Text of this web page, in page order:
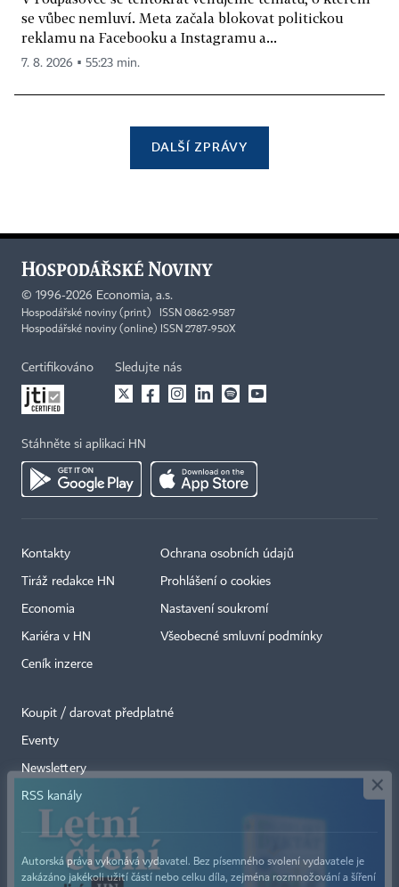
se vůbec nemluví. Meta začala blokovat politickou
reklamu na Facebooku a Instagramu a...
7. 8. 2026 ▪ 55:23 min.
DALŠÍ ZPRÁVY
© 1996-2026 Economia, a.s.
Hospodářské noviny (print) ISSN 0862-9587
Hospodářské noviny (online) ISSN 2787-950X
Certifikováno Sledujte nás
Stáhněte si aplikaci HN
Kontakty
Tiráž redakce HN
Economia
Kariéra v HN
Ceník inzerce
Ochrana osobních údajů
Prohlášení o cookies
Nastavení soukromí
Všeobecné smluvní podmínky
Koupit / darovat předplatné
Eventy
Newslettery
RSS kanály
Autorská práva vykonává vydavatel. Bez písemného svolení vydavatele je
zakázáno jakékoli užití částí nebo celku díla, zejména rozmnožování a šíření